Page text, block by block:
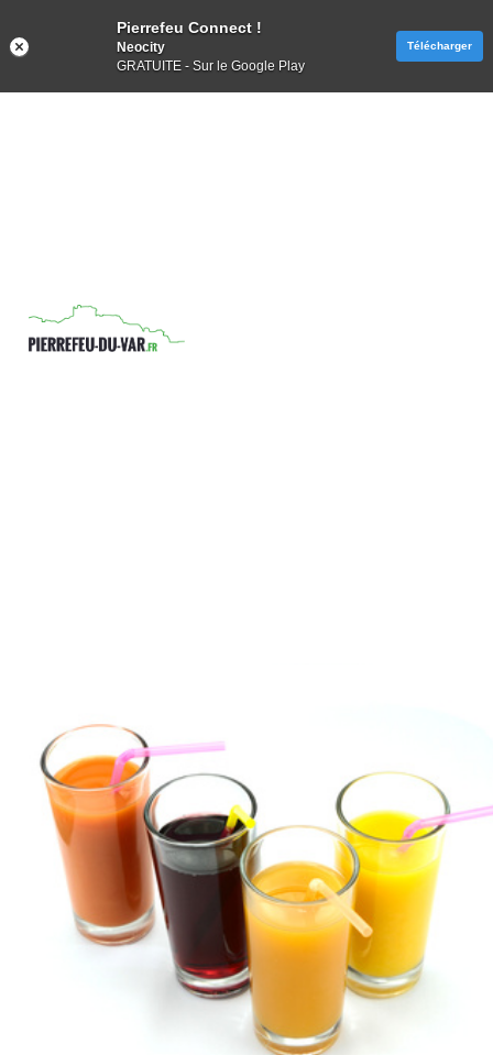
Pierrefeu Connect !
Neocity
GRATUITE - Sur le Google Play
Télécharger